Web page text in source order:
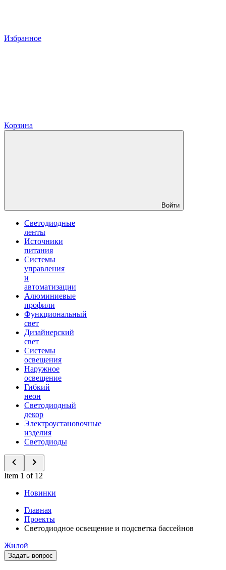
Избранное
Корзина
Войти
Светодиодные
ленты
Источники
питания
Системы
управления
и
автоматизации
Алюминиевые
профили
Функциональный
свет
Дизайнерский
свет
Системы
освещения
Наружное
освещение
Гибкий
неон
Светодиодный
декор
Электроустановочные
изделия
Светодиоды
Item 1 of 12
Новинки
Главная
Проекты
Светодиодное освещение и подсветка бассейнов
Жилой
Задать вопрос